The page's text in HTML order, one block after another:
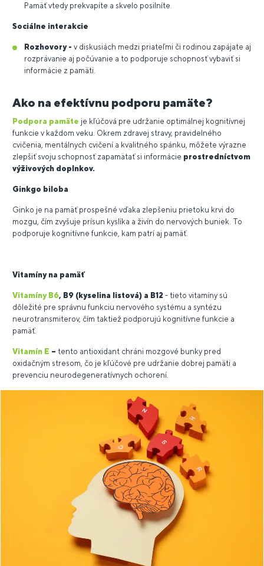
Pamäť vtedy prekvapíte a skvelo posilníte.
Sociálne interakcie
Rozhovory - v diskusiách medzi priateľmi či rodinou zapájate aj
rozprávanie aj počúvanie a to podporuje schopnosť vybaviť si
informácie z pamäti.
Ako na efektívnu podporu pamäte?
Podpora pamäte je kľúčová pre udržanie optimálnej kognitívnej
funkcie v každom veku. Okrem zdravej stravy, pravidelného
cvičenia, mentálnych cvičení a kvalitného spánku, môžete výrazne
zlepšiť svoju schopnosť zapamätať si informácie prostredníctvom
výživových doplnkov.
Ginkgo biloba
Ginko je na pamäť prospešné vďaka zlepšeniu prietoku krvi do
mozgu, čím zvyšuje prísun kyslíka a živín do nervových buniek. To
podporuje kognitívne funkcie, kam patrí aj pamäť.
Vitamíny na pamäť
Vitamíny B6, B9 (kyselina listová) a B12 - tieto vitamíny sú
dôležité pre správnu funkciu nervového systému a syntézu
neurotransmiterov, čím taktiež podporujú kognitívne funkcie a
pamäť.
Vitamín E – tento antioxidant chráni mozgové bunky pred
oxidačným stresom, čo je kľúčové pre udržanie dobrej pamäti a
prevenciu neurodegeneratívnych ochorení.